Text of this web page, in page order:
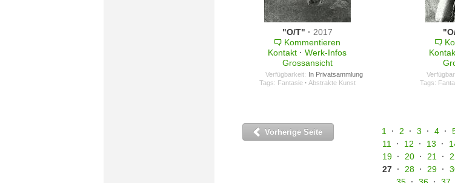
"O/T" · 2017
Kommentieren
Kontakt · Werk-Infos
Grossansicht
Verfügbarkeit: In Privatsammlung
Tags: Fantasie · Abstrakte Kunst
Tags:
Vorherige Seite 1 · 2 · 3 · 4 ·
11
· 12 · 13 ·
19 · 20 · 21 ·
27 · 28 · 29 ·